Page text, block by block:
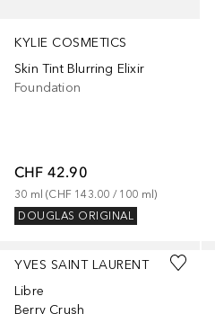
KYLIE COSMETICS
Skin Tint Blurring Elixir
Foundation
CHF 42.90
30 ml (CHF 143.00 / 100 ml)
DOUGLAS ORIGINAL
YVES SAINT LAURENT
Libre
Berry Crush